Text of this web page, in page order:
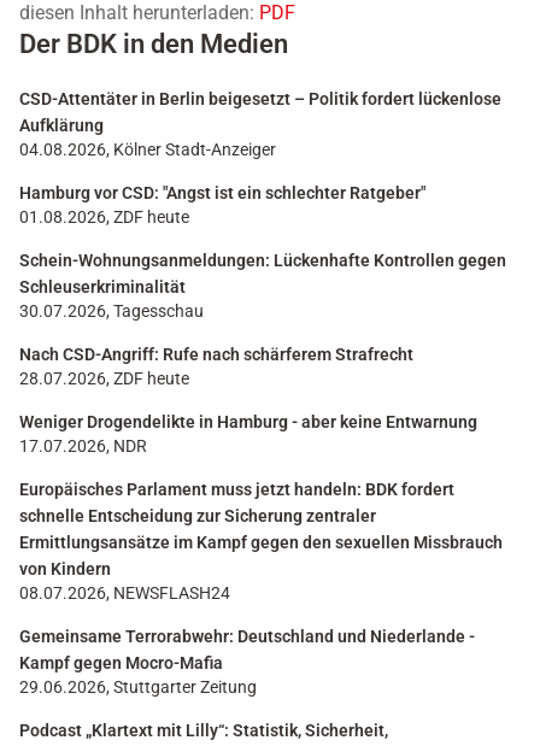
diesen Inhalt herunterladen: PDF
Der BDK in den Medien
CSD-Attentäter in Berlin beigesetzt – Politik fordert lückenlose
Aufklärung
04.08.2026, Kölner Stadt-Anzeiger
Hamburg vor CSD: "Angst ist ein schlechter Ratgeber"
01.08.2026, ZDF heute
Schein-Wohnungsanmeldungen: Lückenhafte Kontrollen gegen
Schleuserkriminalität
30.07.2026, Tagesschau
Nach CSD-Angriff: Rufe nach schärferem Strafrecht
28.07.2026, ZDF heute
Weniger Drogendelikte in Hamburg - aber keine Entwarnung
17.07.2026, NDR
Europäisches Parlament muss jetzt handeln: BDK fordert
schnelle Entscheidung zur Sicherung zentraler
Ermittlungsansätze im Kampf gegen den sexuellen Missbrauch
von Kindern
08.07.2026, NEWSFLASH24
Gemeinsame Terrorabwehr: Deutschland und Niederlande -
Kampf gegen Mocro-Mafia
29.06.2026, Stuttgarter Zeitung
Podcast „Klartext mit Lilly“: Statistik, Sicherheit,